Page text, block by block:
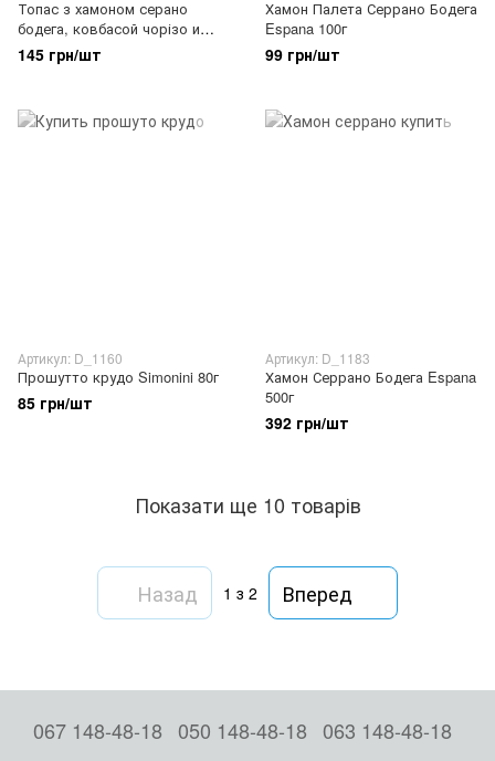
Топас з хамоном серано
бодега, ковбасой чорізо и
сальчічоном Espana 100г
145 грн/шт
Хамон Палета Серрано Бодега
Espana 100г
99 грн/шт
Артикул: D_1160
Прошутто крудо Simonini 80г
85 грн/шт
Артикул: D_1183
Хамон Серрано Бодега Espana
500г
392 грн/шт
Показати ще 10 товарів
Назад 1 з 2 Вперед
067 148-48-18 050 148-48-18 063 148-48-18